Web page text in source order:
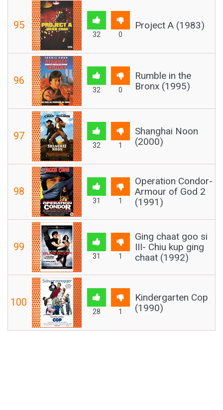
95
32 0
Project A (1983)
96
32 0
Rumble in the
Bronx (1995)
97
32 1
Shanghai Noon
(2000)
98
31 1
Operation Condor-
Armour of God 2
(1991)
99
31 1
Ging chaat goo si
III- Chiu kup ging
chaat (1992)
100
28 1
Kindergarten Cop
(1990)